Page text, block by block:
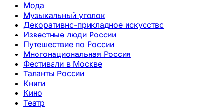
Мода
Музыкальный уголок
Декоративно-прикладное искусство
Известные люди России
Путешествие по России
Многонациональная Россия
Фестивали в Москве
Таланты России
Книги
Кино
Театр